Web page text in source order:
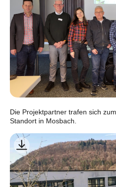
Die Projektpartner trafen sich
Standort in Mosbach.